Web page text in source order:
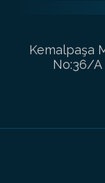
Kemalpaşa
No:36/A